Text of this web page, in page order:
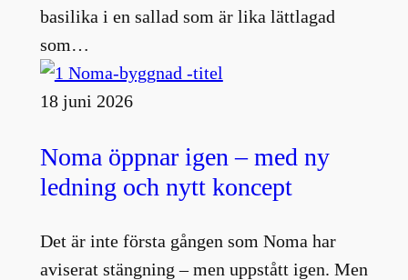
basilika i en sallad som är lika lättlagad
som…
18 juni 2026
Noma öppnar igen – med ny
ledning och nytt koncept
Det är inte första gången som Noma har
aviserat stängning – men uppstått igen. Men